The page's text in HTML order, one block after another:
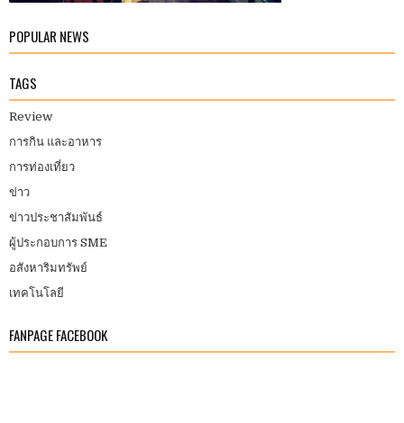
POPULAR NEWS
TAGS
Review
การกิน และอาหาร
การท่องเที่ยว
ข่าว
ข่าวประชาสัมพันธ์
ผู้ประกอบการ SME
อสังหาริมทรัพย์
เทคโนโลยี
FANPAGE FACEBOOK